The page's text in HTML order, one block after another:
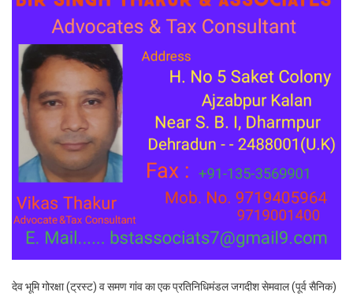
देव भूमि गोरक्षा (ट्रस्ट) व समण गांव का एक प्रतिनिधिमंडल जगदीश सेमवाल (पूर्व सैनिक)